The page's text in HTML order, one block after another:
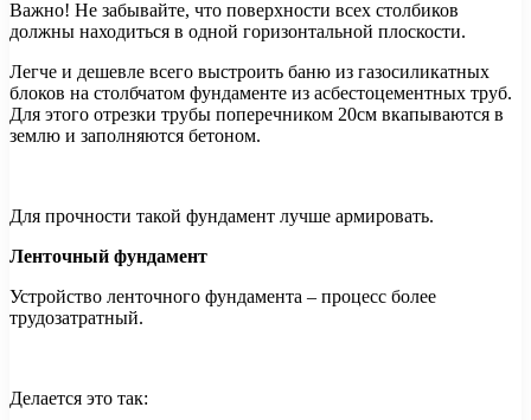
Важно! Не забывайте, что поверхности всех столбиков
должны находиться в одной горизонтальной плоскости.
Легче и дешевле всего выстроить баню из газосиликатных
блоков на столбчатом фундаменте из асбестоцементных труб.
Для этого отрезки трубы поперечником 20см вкапываются в
землю и заполняются бетоном.
Для прочности такой фундамент лучше армировать.
Ленточный фундамент
Устройство ленточного фундамента – процесс более
трудозатратный.
Делается это так: